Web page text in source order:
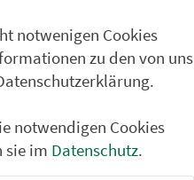
notwenigen Cookies
zu den von uns
notwendigen Cookies
sie im Datenschutz.